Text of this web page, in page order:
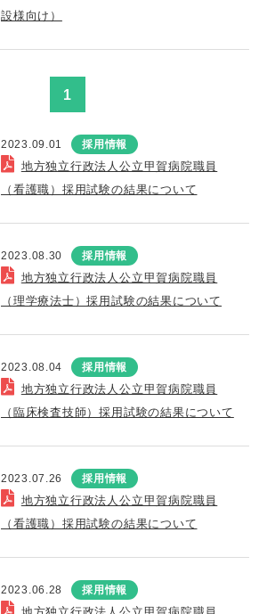
設様向け）
1
2023.09.01 採用情報
地方独立行政法人公立甲賀病院職員
（看護職）採用試験の結果について
2023.08.30 採用情報
地方独立行政法人公立甲賀病院職員
（理学療法士）採用試験の結果について
2023.08.04 採用情報
地方独立行政法人公立甲賀病院職員
（臨床検査技師）採用試験の結果について
2023.07.26 採用情報
地方独立行政法人公立甲賀病院職員
（看護職）採用試験の結果について
2023.06.28 採用情報